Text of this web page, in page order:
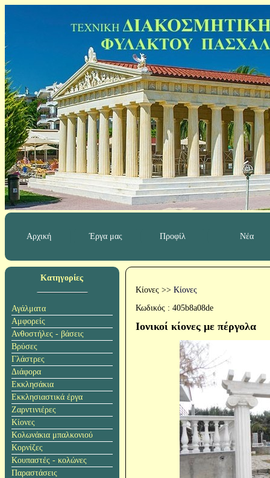
Αρχική Έργα μας Προφίλ Νέα
Κατηγορίες
Αγάλματα
Αμφορείς
Ανθοστήλες - βάσεις
Βρύσες
Γλάστρες
Διάφορα
Εκκλησάκια
Εκκλησιαστικά έργα
Ζαρντινιέρες
Κίονες
Κολωνάκια μπαλκονιού
Κορνίζες
Κουπαστές - κολώνες
Παραστάσεις
Κίονες >> Κίονες
Κωδικός : 405b8a08de
Ιονικοί κίονες με πέργολα